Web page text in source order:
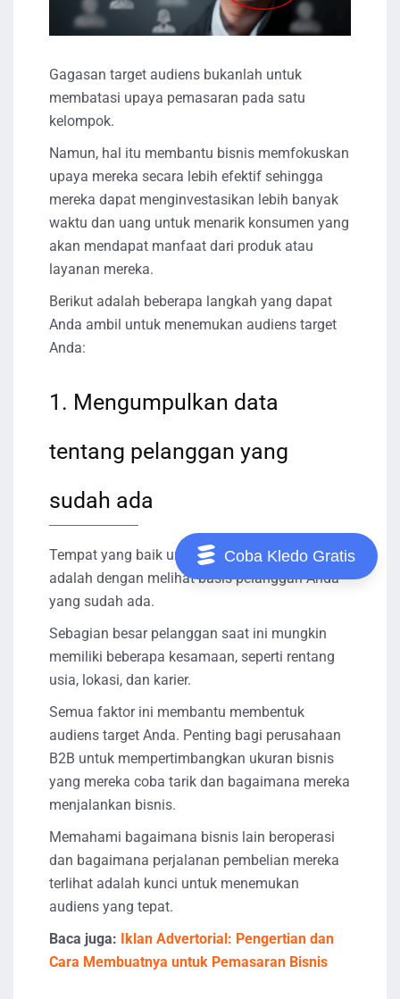
Gagasan target audiens bukanlah untuk
membatasi upaya pemasaran pada satu
kelompok.
Namun, hal itu membantu bisnis memfokuskan
upaya mereka secara lebih efektif sehingga
mereka dapat menginvestasikan lebih banyak
waktu dan uang untuk menarik konsumen yang
akan mendapat manfaat dari produk atau
layanan mereka.
Berikut adalah beberapa langkah yang dapat
Anda ambil untuk menemukan audiens target
Anda:
1. Mengumpulkan data
tentang pelanggan yang
sudah ada
Tempat yang baik untuk menemukan audiens
adalah dengan melihat basis pelanggan Anda
yang sudah ada.
Sebagian besar pelanggan saat ini mungkin
memiliki beberapa kesamaan, seperti rentang
usia, lokasi, dan karier.
Semua faktor ini membantu membentuk
audiens target Anda. Penting bagi perusahaan
B2B untuk mempertimbangkan ukuran bisnis
yang mereka coba tarik dan bagaimana mereka
menjalankan bisnis.
Memahami bagaimana bisnis lain beroperasi
dan bagaimana perjalanan pembelian mereka
terlihat adalah kunci untuk menemukan
audiens yang tepat.
Baca juga: Iklan Advertorial: Pengertian dan
Cara Membuatnya untuk Pemasaran Bisnis
Coba Kledo Gratis